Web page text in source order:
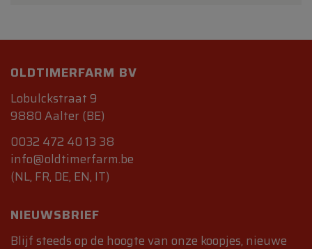
OLDTIMERFARM BV
Lobulckstraat 9
9880 Aalter (BE)
0032 472 40 13 38
info@oldtimerfarm.be
(NL, FR, DE, EN, IT)
NIEUWSBRIEF
Blijf steeds op de hoogte van onze koopjes, nieuwe